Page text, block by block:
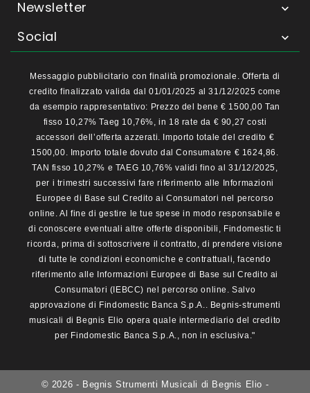
Newsletter 
Social 
Messaggio pubblicitario con finalità promozionale. Offerta di
credito finalizzato valida dal 01/01/2025 al 31/12/2025 come
da esempio rappresentativo: Prezzo del bene € 1500,00 Tan
fisso 10,27% Taeg 10,76%, in 18 rate da € 90,27 costi
accessori dell’offerta azzerati. Importo totale del credito €
1500,00. Importo totale dovuto dal Consumatore € 1624,86.
TAN fisso 10,27% e TAEG 10,76% validi fino al 31/12/2025,
per i trimestri successivi fare riferimento alle Informazioni
Europee di Base sul Credito ai Consumatori nel percorso
online. Al fine di gestire le tue spese in modo responsabile e
di conoscere eventuali altre offerte disponibili, Findomestic ti
ricorda, prima di sottoscrivere il contratto, di prendere visione
di tutte le condizioni economiche e contrattuali, facendo
riferimento alle Informazioni Europee di Base sul Credito ai
Consumatori (IEBCC) nel percorso online. Salvo
approvazione di Findomestic Banca S.p.A.. Begnis-strumenti
musicali di Begnis Elio opera quale intermediario del credito
per Findomestic Banca S.p.A., non in esclusiva."
© 2026 - Begnis Strumenti Musicali di Begnis Elio -